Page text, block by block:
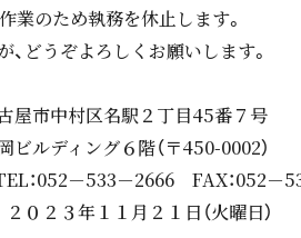
業のため執務を休止します。
おかけします
区名駅２丁目45番７号
階（〒450-0002）
：052－533－2666 FAX：052－
３年１１月２１日（火曜日）